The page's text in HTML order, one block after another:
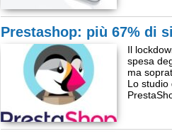
Prestashop: più 67% di
Il
spesa
ma
Lo studio